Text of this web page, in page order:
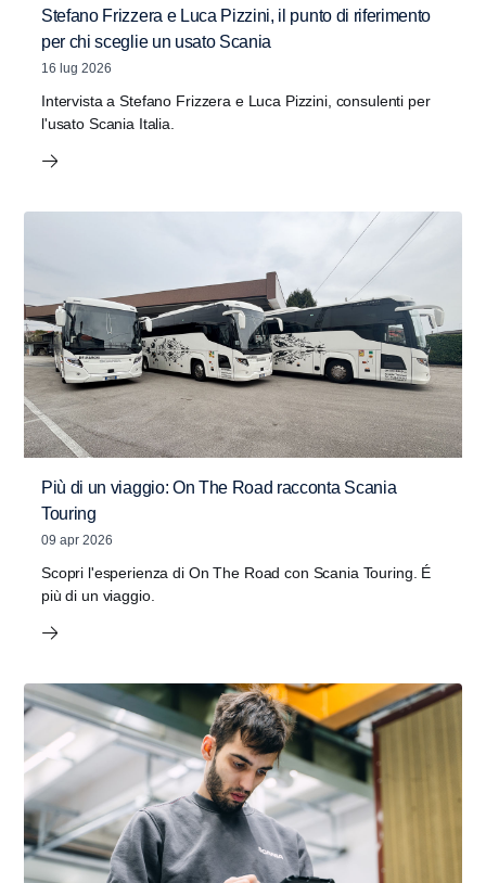
Stefano Frizzera e Luca Pizzini, il punto di riferimento
per chi sceglie un usato Scania
16 lug 2026
Intervista a Stefano Frizzera e Luca Pizzini, consulenti per
l'usato Scania Italia.
Più di un viaggio: On The Road racconta Scania
Touring
09 apr 2026
Scopri l'esperienza di On The Road con Scania Touring. É
più di un viaggio.